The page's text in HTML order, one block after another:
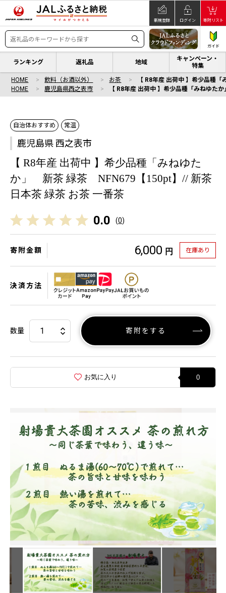
新規登録 ログイン 寄附リスト
ガイド
ランキング 返礼品 地域
キャンペーン・
特集
HOME 飲料（お酒以外） お茶
【 R8年産 出荷中 】希少品種
HOME
鹿児島県西之表市 【 R8年産 出荷中 】希少品種「みねゆ
自治体おすすめ 常温
鹿児島県 西之表市
【 R8年産 出荷中 】希少品種「みねゆた
か」 新茶 緑茶 NFN679【150pt】// 新茶
日本茶 緑茶 お茶 一番茶
0.0 (0)
寄附金額 6,000 円 在庫あり
決済方法
数量 寄附をする
お気に入り 0